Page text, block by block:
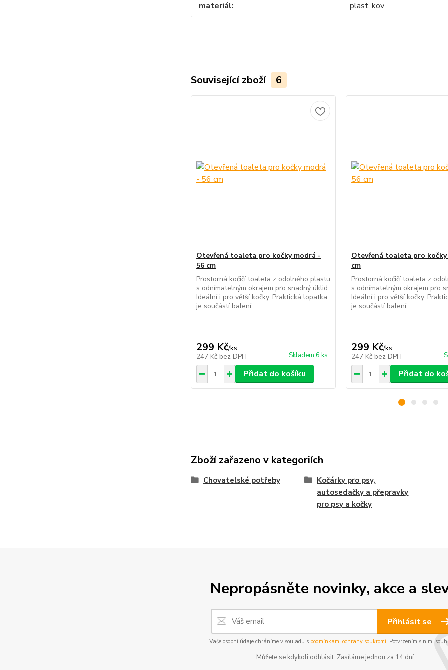
materiál
plast, kov
Související zboží 6
Otevřená toaleta pro kočky modrá -
56 cm
Prostorná kočičí toaleta z odolného plastu
s odnímatelným okrajem pro snadný úklid.
Ideální i pro větší kočky. Praktická lopatka
je součástí balení.
299 Kč/ks
247 Kč bez DPH Skladem 6 ks
Přidat do košíku
Otevřená toaleta pro
cm
Prostorná kočičí toaleta z
s odnímatelným okrajem pro
Ideální i pro větší kočky.
je součástí balení.
299 Kč/ks
247 Kč bez DPH
Přidat do
Zboží zařazeno v kategoriích
Chovatelské potřeby
Kočárky pro psy,
autosedačky a přepravky
pro psy a kočky
Nepropásněte novinky, akce a
Přihlásit se
Vaše osobní údaje chráníme v souladu s podmínkami ochrany soukromí. Potvrzením s nimi
Můžete se kdykoli odhlásit. Zasíláme jednou za 14 dní.